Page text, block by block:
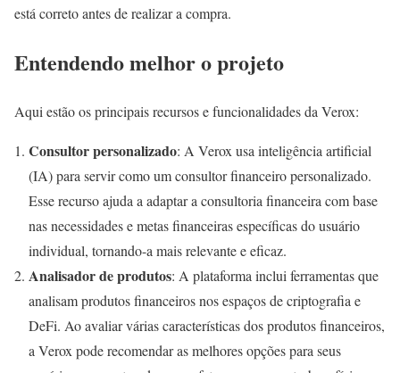
está correto antes de realizar a compra.
Entendendo melhor o projeto
Aqui estão os principais recursos e funcionalidades da Verox:
Consultor personalizado: A Verox usa inteligência artificial
(IA) para servir como um consultor financeiro personalizado.
Esse recurso ajuda a adaptar a consultoria financeira com base
nas necessidades e metas financeiras específicas do usuário
individual, tornando-a mais relevante e eficaz.
Analisador de produtos: A plataforma inclui ferramentas que
analisam produtos financeiros nos espaços de criptografia e
DeFi. Ao avaliar várias características dos produtos financeiros,
a Verox pode recomendar as melhores opções para seus